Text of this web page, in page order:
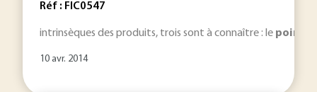
Réf : FIC0547
intrinsèques des produits, trois sont à connaître : le point
10 avr. 2014